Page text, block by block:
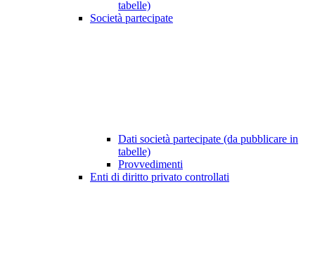
tabelle)
Società partecipate
Dati società partecipate (da pubblicare in
tabelle)
Provvedimenti
Enti di diritto privato controllati